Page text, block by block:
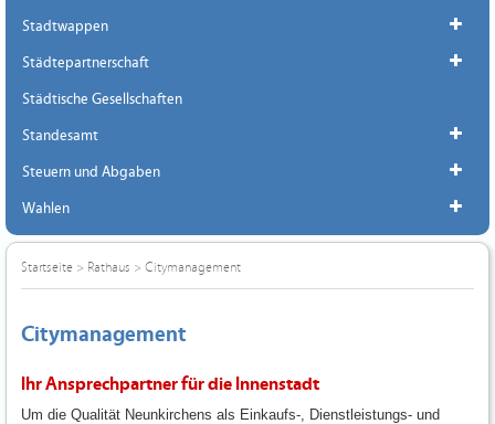
Stadtwappen
Städtepartnerschaft
Städtische Gesellschaften
Standesamt
Steuern und Abgaben
Wahlen
Startseite > Rathaus > Citymanagement
Citymanagement
Ihr Ansprechpartner für die Innenstadt
Um die Qualität Neunkirchens als Einkaufs-, Dienstleistungs- und